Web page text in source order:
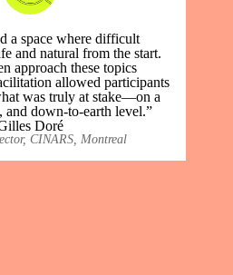
a space where difficult
and natural from the start.
approach these topics
allowed participants
was truly at stake—on a
and down-to-earth level.”
Doré
CINARS, Montreal